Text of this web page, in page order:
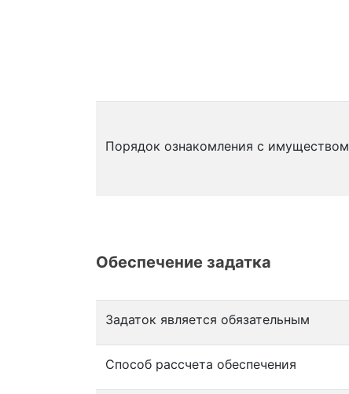
Порядок ознакомления с имуществом
Обеспечение задатка
Задаток является обязательным
Способ рассчета обеспечения